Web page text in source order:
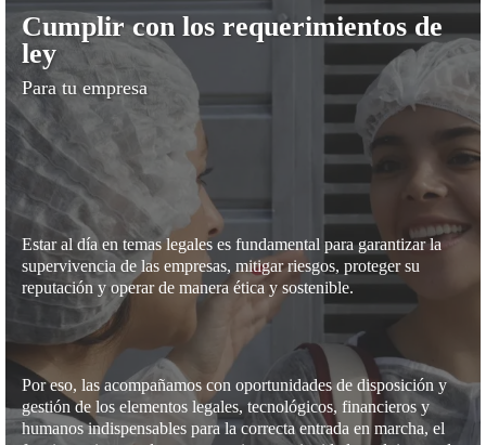
Cumplir con los requerimientos de
ley
Para tu empresa
Cumplir con los requerimientos de ley
Estar al día en temas legales es fundamental para garantizar la
supervivencia de las empresas, mitigar riesgos, proteger su
reputación y operar de manera ética y sostenible.
Por eso, las acompañamos con oportunidades de disposición y
gestión de los elementos legales, tecnológicos, financieros y
humanos indispensables para la correcta entrada en marcha, el